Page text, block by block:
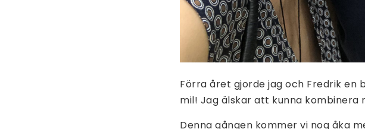
Förra året gjorde jag och Fredrik en
mil! Jag älskar att kunna
Denna gången kommer vi nog åka